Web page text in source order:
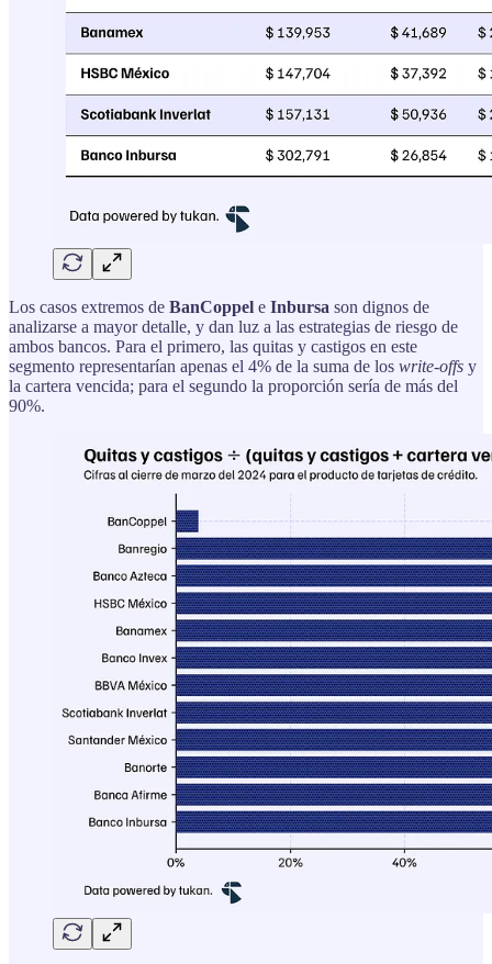
Los casos extremos de BanCoppel e Inbursa son dignos de
analizarse a mayor detalle, y dan luz a las estrategias de riesgo de
ambos bancos. Para el primero, las quitas y castigos en este
segmento representarían apenas el 4% de la suma de los write-offs y
la cartera vencida; para el segundo la proporción sería de más del
90%.